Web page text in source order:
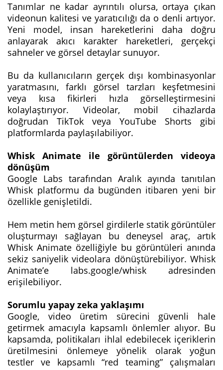
Tanımlar ne kadar ayrıntılı olursa, ortaya çıkan
videonun kalitesi ve yaratıcılığı da o denli artıyor.
Yeni model, insan hareketlerini daha doğru
anlayarak akıcı karakter hareketleri, gerçekçi
sahneler ve görsel detaylar sunuyor.
Bu da kullanıcıların gerçek dışı kombinasyonlar
yaratmasını, farklı görsel tarzları keşfetmesini
veya kısa fikirleri hızla görselleştirmesini
kolaylaştırıyor. Videolar, mobil cihazlarda
doğrudan TikTok veya YouTube Shorts gibi
platformlarda paylaşılabiliyor.
Whisk Animate ile görüntülerden videoya
dönüşüm
Google Labs tarafından Aralık ayında tanıtılan
Whisk platformu da bugünden itibaren yeni bir
özellikle genişletildi.
Hem metin hem görsel girdilerle statik görüntüler
oluşturmayı sağlayan bu deneysel araç, artık
Whisk Animate özelliğiyle bu görüntüleri anında
sekiz saniyelik videolara dönüştürebiliyor. Whisk
Animate’e labs.google/whisk adresinden
erişilebiliyor.
Sorumlu yapay zeka yaklaşımı
Google, video üretim sürecini güvenli hale
getirmek amacıyla kapsamlı önlemler alıyor. Bu
kapsamda, politikaları ihlal edebilecek içeriklerin
üretilmesini önlemeye yönelik olarak yoğun
testler ve kapsamlı “red teaming” çalışmaları